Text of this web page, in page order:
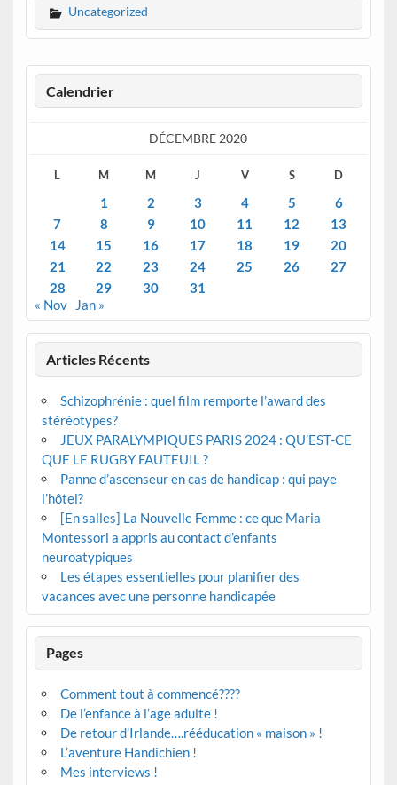
Uncategorized
Calendrier
DÉCEMBRE 2020
L M M J V S D
1 2 3 4 5
6
7
8 9 10 11 12
13
14
15 16 17 18 19
20
21
22 23 24 25 26
27
28
29 30
31
« Nov
Jan »
Articles Récents
Schizophrénie : quel film remporte l’award des
stéréotypes?
JEUX PARALYMPIQUES PARIS 2024 : QU’EST-CE
QUE LE RUGBY FAUTEUIL ?
Panne d’ascenseur en cas de handicap : qui paye
l’hôtel?
[En salles] La Nouvelle Femme : ce que Maria
Montessori a appris au contact d’enfants
neuroatypiques
Les étapes essentielles pour planifier des
vacances avec une personne handicapée
Pages
Comment tout à commencé????
De l’enfance à l’age adulte !
De retour d’Irlande….rééducation « maison » !
L’aventure Handichien !
Mes interviews !